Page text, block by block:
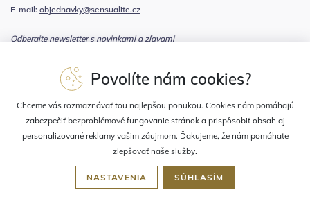
E-mail: objednavky@sensualite.cz
Odberajte newsletter s novinkami a zľavami
Súhlasím sa spracovaním osobných údajov
Povolíte nám cookies?
Chceme vás rozmaznávať tou najlepšou ponukou. Cookies nám pomáhajú
zabezpečiť bezproblémové fungovanie stránok a prispôsobiť obsah aj
personalizované reklamy vašim záujmom. Ďakujeme, že nám pomáhate
zlepšovať naše služby.
NASTAVENIA SÚHLASÍM